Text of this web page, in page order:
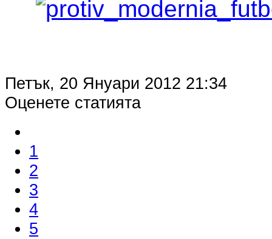
Петък, 20 Януари 2012 21:34
Оценете статията
1
2
3
4
5